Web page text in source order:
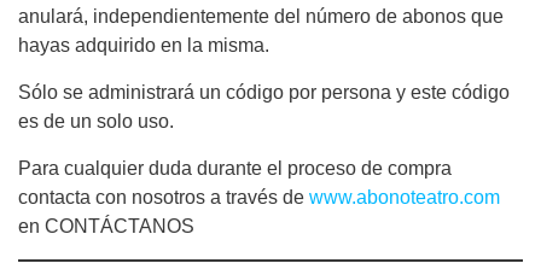
anulará, independientemente del número de abonos que
hayas adquirido en la misma.
Sólo se administrará un código por persona y este código
es de un solo uso.
Para cualquier duda durante el proceso de compra
contacta con nosotros a través de www.abonoteatro.com
en CONTÁCTANOS